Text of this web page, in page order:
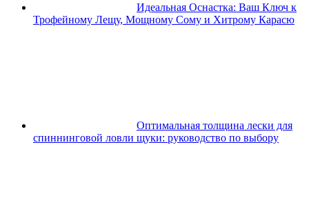
Идеальная Оснастка: Ваш Ключ к
Трофейному Лещу, Мощному Сому и Хитрому Карасю
Оптимальная толщина лески для
спиннинговой ловли щуки: руководство по выбору